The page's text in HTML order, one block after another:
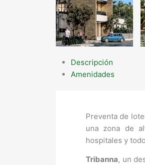
Descripción
Amenidades
Preventa de
una zona de
hospitales y
Tribanna, un